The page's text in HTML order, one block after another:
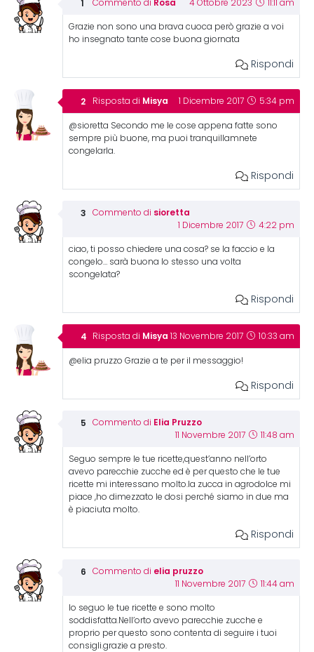
Commento di Rosa 4 Ottobre 2023 11:11 am
Grazie non sono una brava cuoca però grazie a voi
ho insegnato tante cose buona giornata
Rispondi
Risposta di Misya 1 Dicembre 2017 5:34 pm
@sioretta Secondo me le cose appena fatte sono
sempre più buone, ma puoi tranquillamnete
congelarla.
Rispondi
Commento di sioretta
1 Dicembre 2017 4:22 pm
ciao, ti posso chiedere una cosa? se la faccio e la
congelo… sarà buona lo stesso una volta
scongelata?
Rispondi
Risposta di Misya 13 Novembre 2017 10:33 am
@elia pruzzo Grazie a te per il messaggio!
Rispondi
Commento di Elia Pruzzo
11 Novembre 2017 11:48 am
Seguo sempre le tue ricette,quest’anno nell’orto
avevo parecchie zucche ed è per questo che le tue
ricette mi interessano molto.la zucca in agrodolce mi
piace ,ho dimezzato le dosi perché siamo in due ma
è piaciuta molto.
Rispondi
Commento di elia pruzzo
11 Novembre 2017 11:44 am
Io seguo le tue ricette e sono molto
soddisfatta.Nell’orto avevo parecchie zucche e
proprio per questo sono contenta di seguire i tuoi
consigli.grazie a presto.